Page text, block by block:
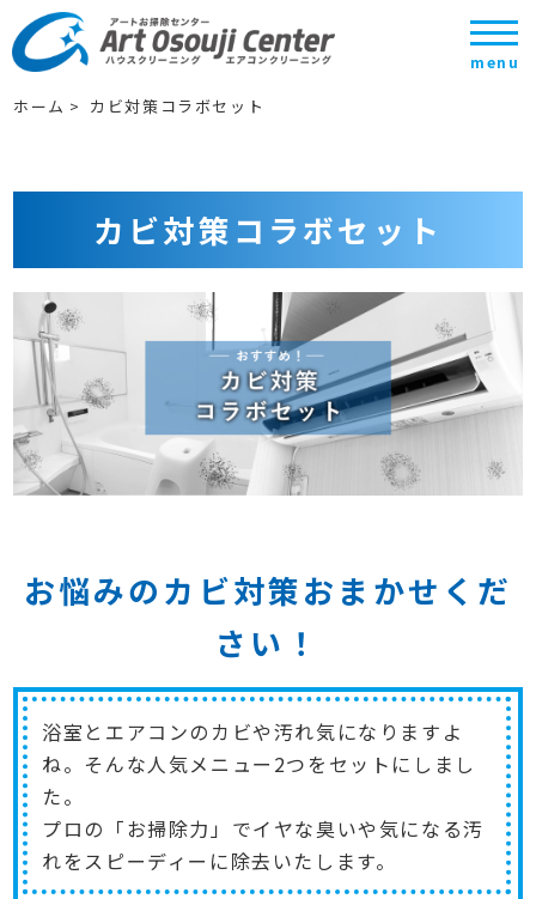
カビ対策コラボセット/エアコンクリーニング・ハウスクリーニング・東
京江東区|アートお掃除センター
menu
ホーム カビ対策コラボセット
カビ対策コラボセット
お悩みのカビ対策おまかせくだ
さい！
浴室とエアコンのカビや汚れ気になりますよ
ね。そんな人気メニュー2つをセットにしまし
た。
プロの「お掃除力」でイヤな臭いや気になる汚
れをスピーディーに除去いたします。